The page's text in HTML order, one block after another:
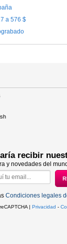
a 576 $
recibir
y novedades del
Condiciones legales
| Privacidad -